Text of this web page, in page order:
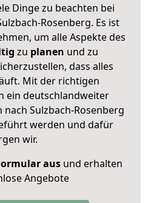
Dinge zu beachten bei
Rosenberg. Es ist
um alle Aspekte des
zu planen und zu
dass alles
Mit der richtigen
ein deutschlandweiter
Sulzbach-Rosenberg
werden und dafür
wir.
ausund erhalten
Angebote